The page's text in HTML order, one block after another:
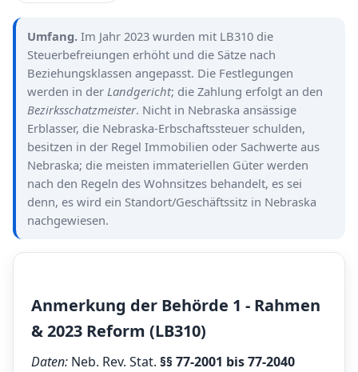
Umfang. Im Jahr 2023 wurden mit LB310 die
Steuerbefreiungen erhöht und die Sätze nach
Beziehungsklassen angepasst. Die Festlegungen
werden in der Landgericht; die Zahlung erfolgt an den
Bezirksschatzmeister. Nicht in Nebraska ansässige
Erblasser, die Nebraska-Erbschaftssteuer schulden,
besitzen in der Regel Immobilien oder Sachwerte aus
Nebraska; die meisten immateriellen Güter werden
nach den Regeln des Wohnsitzes behandelt, es sei
denn, es wird ein Standort/Geschäftssitz in Nebraska
nachgewiesen.
Anmerkung der Behörde 1 - Rahmen
& 2023 Reform (LB310)
Daten: Neb. Rev. Stat. §§ 77-2001 bis 77-2040